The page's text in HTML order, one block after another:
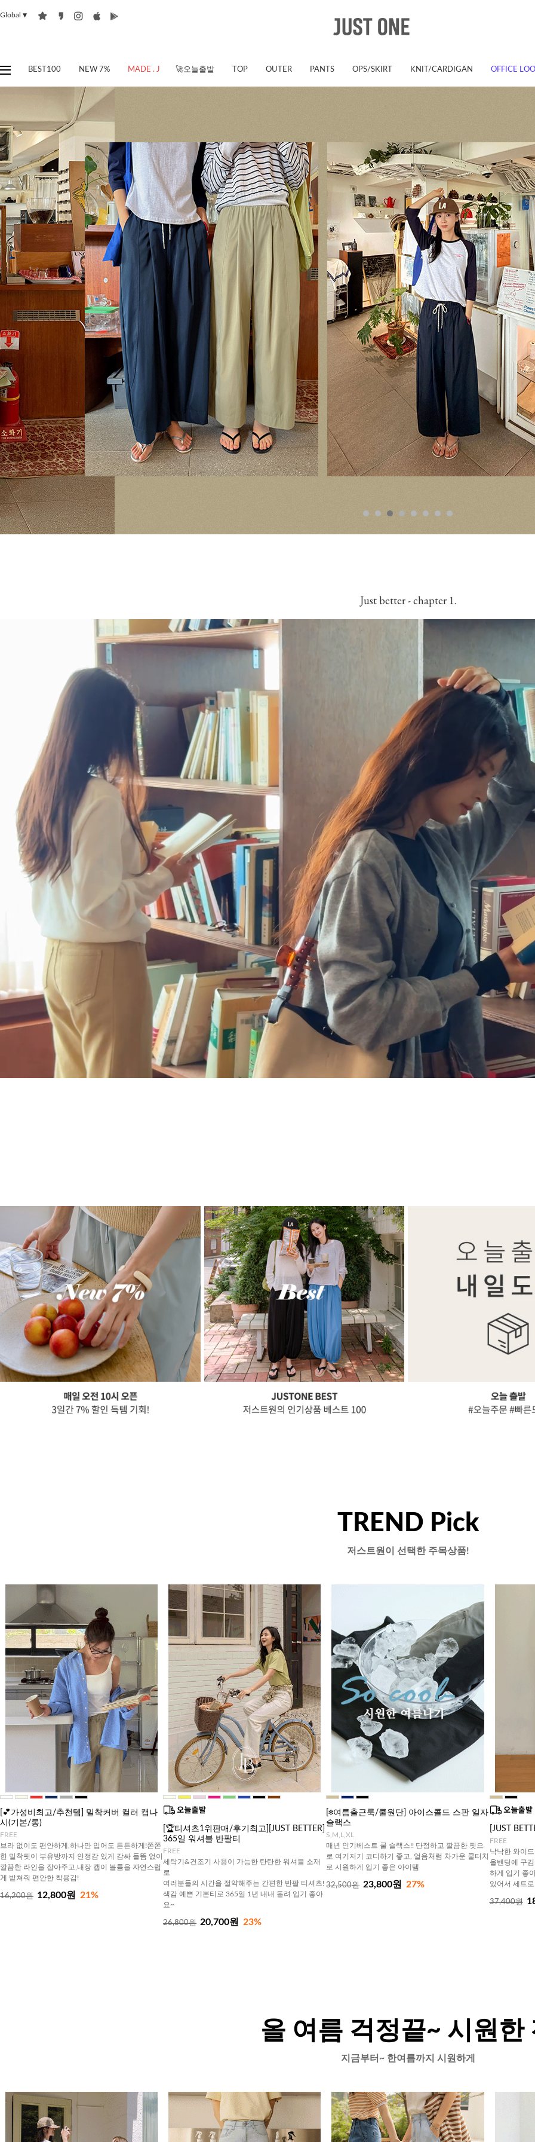
Global ▼
BEST100 NEW 7% MADE . J 🚀오늘출발 TOP OUTER PANTS OPS/SKIRT KNIT/CARDIGAN OFFICE
Just better - chapter 1.
TREND Pick
저스트원이 선택한 주목상품!
[💕가성비최고/추천템] 밀착커버 컬러 캡나
시(기본/롱)
FREE
브라 없이도 편안하게,하나만 입어도 든든하게!쫀쫀
한 밀착핏이 부유방까지 안정감 있게 감싸 들뜸 없이
깔끔한 라인을 잡아주고,내장 캡이 볼륨을 자연스럽
게 받쳐줘 편안한 착용감!
16,200원 12,800원 21%
[🏆티셔츠1위판매/후기최고][JUST BETTER]
365일 워셔블 반팔티
FREE
세탁기&건조기 사용이 가능한 탄탄한 워셔블 소재
로
여러분들의 시간을 절약해주는 간편한 반팔 티셔츠!
색감 예쁜 기본티로 365일 1년 내내 돌려 입기 좋아
요~
26,800원 20,700원 23%
[❄️여름출근룩/쿨원단] 아이스콜드 스판 일자
슬랙스
S,M,L,XL
매년 인기베스트 쿨 슬랙스!! 단정하고 깔끔한 핏으
로 여기저기 코디하기 좋고, 얼음처럼 차가운 쿨터치
로 시원하게 입기 좋은 아이템
32,500원 23,800원 27%
[JUST
FREE
낙낙한 와이
올밴딩에 구
하게 입기 좋
있어서 세트
37,400원
올 여름 걱정끝~ 시원한
지금부터~ 한여름까지 시원하게